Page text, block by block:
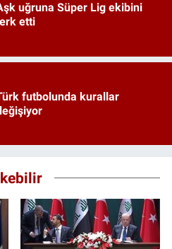
uğruna Süper Lig ekibini
etti
futbolunda kurallar